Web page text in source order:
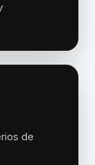
de